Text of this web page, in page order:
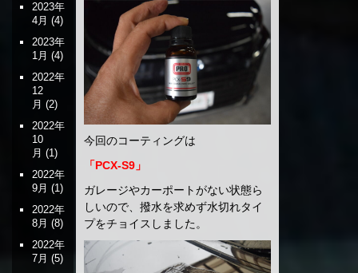
今回のコーティングは
「PCX-S9」
ガレージやカーポートがない状態ら
しいので、撥水を求めず水切れタイ
プをチョイスしました。
2023年
4月 (4)
2023年
1月 (4)
2022年
12
月 (2)
2022年
10
月 (1)
2022年
9月 (1)
2022年
8月 (8)
2022年
7月 (5)